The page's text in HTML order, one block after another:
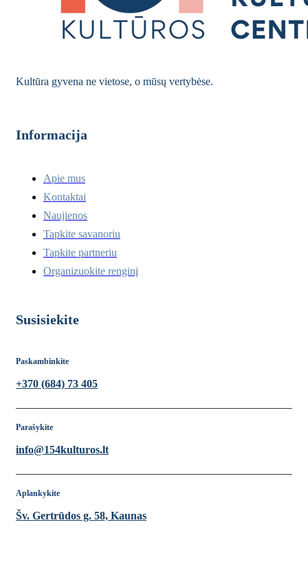
Kultūra gyvena ne vietose, o mūsų vertybėse.
Informacija
Apie mus
Kontaktai
Naujienos
Tapkite savanoriu
Tapkite partneriu
Organizuokite renginį
Susisiekite
Paskambinkite
+370 (684) 73 405
Parašykite
info@154kulturos.lt
Aplankykite
Šv. Gertrūdos g. 58, Kaunas